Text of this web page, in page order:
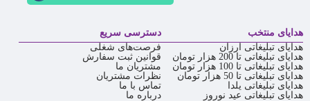
هدایای منتخب
هدایای تبلیغاتی ارزان
هدایای تبلیغاتی تا 200 هزار تومان
هدایای تبلیغاتی تا 100 هزار تومان
هدایای تبلیغاتی تا 50 هزار تومان
هدایای تبلیغاتی یلدا
هدایای تبلیغاتی عید نوروز
دسترسی سریع
فرصت‌های شغلی
قوانین ثبت سفارش
مشتریان ما
نظرات مشتریان
تماس با ما
درباره ما